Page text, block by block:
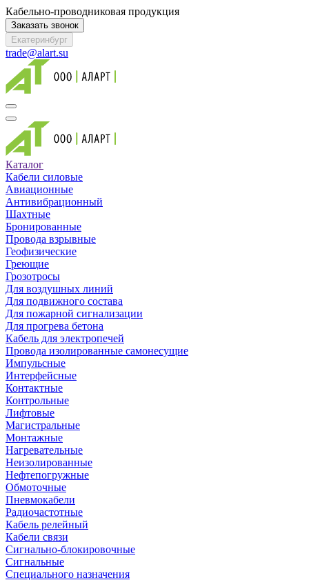
Кабельно-проводниковая продукция
Заказать звонок
Екатеринбург
trade@alart.su
Каталог
Кабели силовые
Авиационные
Антивибрационный
Шахтные
Бронированные
Провода взрывные
Геофизические
Греющие
Грозотросы
Для воздушных линий
Для подвижного состава
Для пожарной сигнализации
Для прогрева бетона
Кабель для электропечей
Провода изолированные самонесущие
Импульсные
Интерфейсные
Контактные
Контрольные
Лифтовые
Магистральные
Монтажные
Нагревательные
Неизолированные
Нефтепогружные
Обмоточные
Пневмокабели
Радиочастотные
Кабель релейный
Кабели связи
Сигнально-блокировочные
Сигнальные
Специального назначения